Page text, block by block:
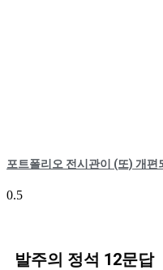
포트폴리오 전시관이 (또) 개편
발주의 정석 12문답